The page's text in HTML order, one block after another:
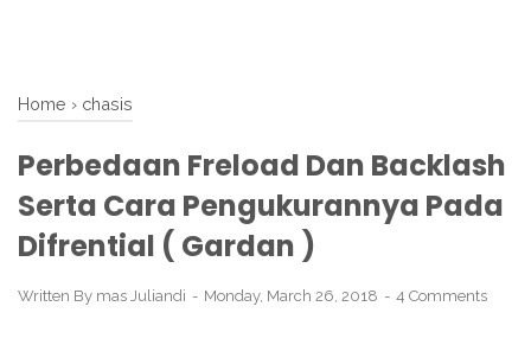
Home › chasis
Perbedaan Freload Dan Backlash
Serta Cara Pengukurannya Pada
Difrential ( Gardan )
Written By mas Juliandi Monday, March 26, 2018 4 Comments